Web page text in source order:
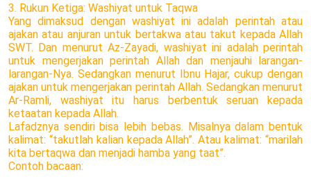
3. Rukun Ketiga: Washiyat untuk Taqwa
Yang dimaksud dengan washiyat ini adalah perintah atau
ajakan atau anjuran untuk bertakwa atau takut kepada Allah
SWT. Dan menurut Az-Zayadi, washiyat ini adalah perintah
untuk mengerjakan perintah Allah dan menjauhi larangan-
larangan-Nya. Sedangkan menurut Ibnu Hajar, cukup dengan
ajakan untuk mengerjakan perintah Allah. Sedangkan menurut
Ar-Ramli, washiyat itu harus berbentuk seruan kepada
ketaatan kepada Allah.
Lafadznya sendiri bisa lebih bebas. Misalnya dalam bentuk
kalimat: “takutlah kalian kepada Allah”. Atau kalimat: “marilah
kita bertaqwa dan menjadi hamba yang taat”.
Contoh bacaan: